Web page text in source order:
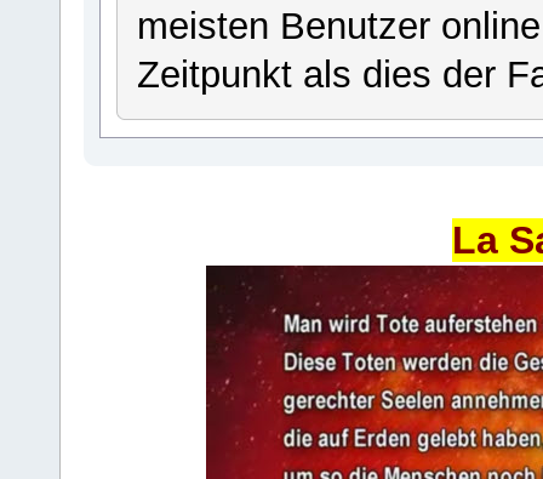
meisten Benutzer
Zeitpunkt als dies der
La